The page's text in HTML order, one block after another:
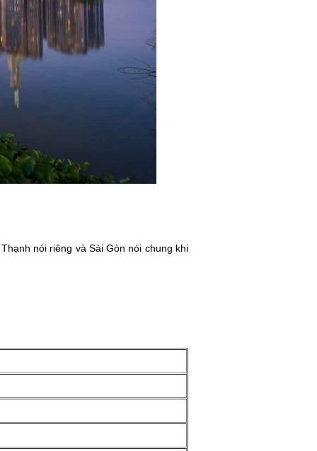
nói riêng và Sài Gòn nói chung khi